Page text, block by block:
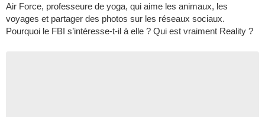
Air Force, professeure de yoga, qui aime les animaux, les
voyages et partager des photos sur les réseaux sociaux.
Pourquoi le FBI s’intéresse-t-il à elle ? Qui est vraiment Reality ?